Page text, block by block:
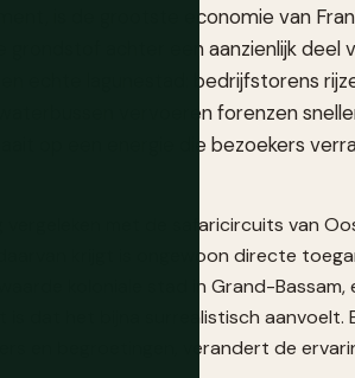
is de grootste economie van
achter een aanzienlijk deel
echte lagunestad: bedrijfstorens
vervoeren forenzen
op een energie die bezoekers
met de safaricircuits van
krijgt is ongewoon directe
koloniale stad in Grand-Bassam,
dat het bijna surrealistisch aanvoelt.
en begroetingen, verandert de